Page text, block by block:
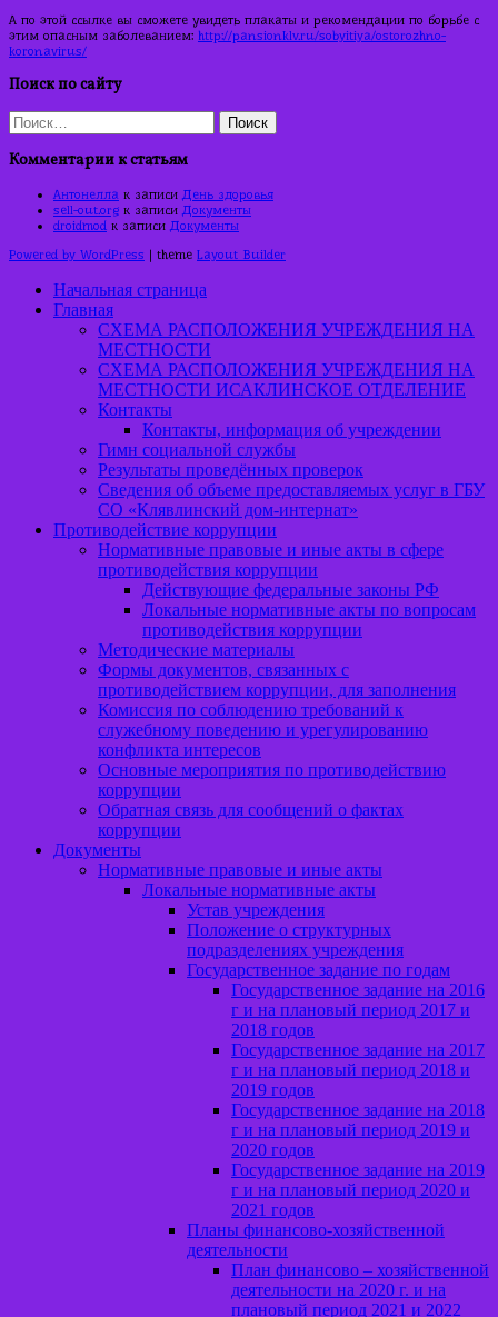
А по этой ссылке вы сможете увидеть плакаты и рекомендации по борьбе с
этим опасным заболеванием: http://pansionklv.ru/sobyitiya/ostorozhno-
koronavirus/
Поиск по сайту
Найти:
Комментарии к статьям
Антонелла к записи День здоровья
sell-out.org к записи Документы
droidmod к записи Документы
Powered by WordPress | theme Layout Builder
Начальная страница
Главная
СХЕМА РАСПОЛОЖЕНИЯ УЧРЕЖДЕНИЯ НА
МЕСТНОСТИ
СХЕМА РАСПОЛОЖЕНИЯ УЧРЕЖДЕНИЯ НА
МЕСТНОСТИ ИСАКЛИНСКОЕ ОТДЕЛЕНИЕ
Контакты
Контакты, информация об учреждении
Гимн социальной службы
Результаты проведённых проверок
Сведения об объеме предоставляемых услуг в ГБУ
СО «Клявлинский дом-интернат»
Противодействие коррупции
Нормативные правовые и иные акты в сфере
противодействия коррупции
Действующие федеральные законы РФ
Локальные нормативные акты по вопросам
противодействия коррупции
Методические материалы
Формы документов, связанных с
противодействием коррупции, для заполнения
Комиссия по соблюдению требований к
служебному поведению и урегулированию
конфликта интересов
Основные мероприятия по противодействию
коррупции
Обратная связь для сообщений о фактах
коррупции
Документы
Нормативные правовые и иные акты
Локальные нормативные акты
Устав учреждения
Положение о структурных
подразделениях учреждения
Государственное задание по годам
Государственное задание на 2016
г и на плановый период 2017 и
2018 годов
Государственное задание на 2017
г и на плановый период 2018 и
2019 годов
Государственное задание на 2018
г и на плановый период 2019 и
2020 годов
Государственное задание на 2019
г и на плановый период 2020 и
2021 годов
Планы финансово-хозяйственной
деятельности
План финансово – хозяйственной
деятельности на 2020 г. и на
плановый период 2021 и 2022